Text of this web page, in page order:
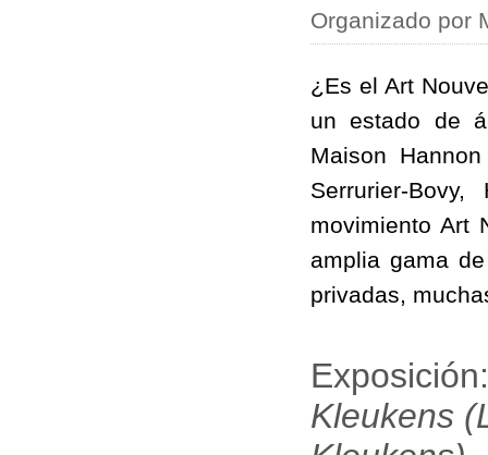
Organizado por
¿Es el Art
un estado de
Maison
Serrurier-
movimiento Art
amplia gama
privadas,
Kleukens